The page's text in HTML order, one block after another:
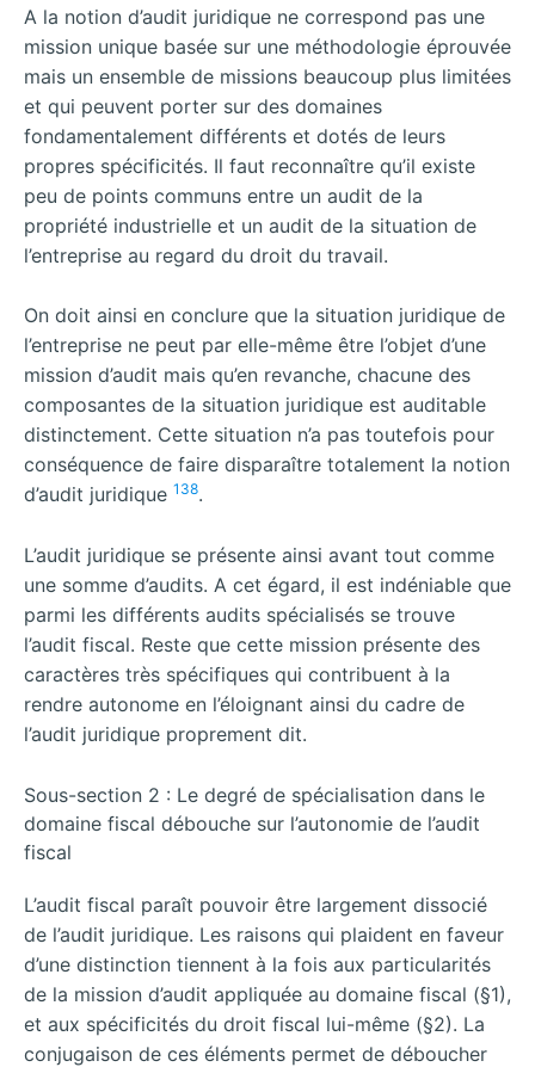
A la notion d’audit juridique ne correspond pas une
mission unique basée sur une méthodologie éprouvée
mais un ensemble de missions beaucoup plus limitées
et qui peuvent porter sur des domaines
fondamentalement différents et dotés de leurs
propres spécificités. Il faut reconnaître qu’il existe
peu de points communs entre un audit de la
propriété industrielle et un audit de la situation de
l’entreprise au regard du droit du travail.
On doit ainsi en conclure que la situation juridique de
l’entreprise ne peut par elle-même être l’objet d’une
mission d’audit mais qu’en revanche, chacune des
composantes de la situation juridique est auditable
distinctement. Cette situation n’a pas toutefois pour
conséquence de faire disparaître totalement la notion
d’audit juridique 138.
L’audit juridique se présente ainsi avant tout comme
une somme d’audits. A cet égard, il est indéniable que
parmi les différents audits spécialisés se trouve
l’audit fiscal. Reste que cette mission présente des
caractères très spécifiques qui contribuent à la
rendre autonome en l’éloignant ainsi du cadre de
l’audit juridique proprement dit.
Sous-section 2 : Le degré de spécialisation dans le
domaine fiscal débouche sur l’autonomie de l’audit
fiscal
L’audit fiscal paraît pouvoir être largement dissocié
de l’audit juridique. Les raisons qui plaident en faveur
d’une distinction tiennent à la fois aux particularités
de la mission d’audit appliquée au domaine fiscal (§1),
et aux spécificités du droit fiscal lui-même (§2). La
conjugaison de ces éléments permet de déboucher